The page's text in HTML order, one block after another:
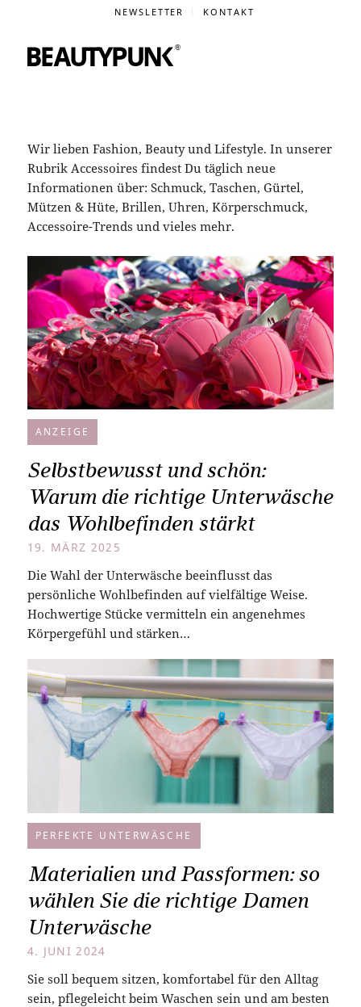
NEWSLETTER KONTAKT
Wir lieben Fashion, Beauty und Lifestyle. In unserer
Rubrik Accessoires findest Du täglich neue
Informationen über: Schmuck, Taschen, Gürtel,
Mützen & Hüte, Brillen, Uhren, Körperschmuck,
Accessoire-Trends und vieles mehr.
ANZEIGE
Selbstbewusst und schön:
Warum die richtige Unterwäsche
das Wohlbefinden stärkt
19. MÄRZ 2025
Die Wahl der Unterwäsche beeinflusst das
persönliche Wohlbefinden auf vielfältige Weise.
Hochwertige Stücke vermitteln ein angenehmes
Körpergefühl und stärken…
PERFEKTE UNTERWÄSCHE
Materialien und Passformen: so
wählen Sie die richtige Damen
Unterwäsche
4. JUNI 2024
Sie soll bequem sitzen, komfortabel für den Alltag
sein, pflegeleicht beim Waschen sein und am besten